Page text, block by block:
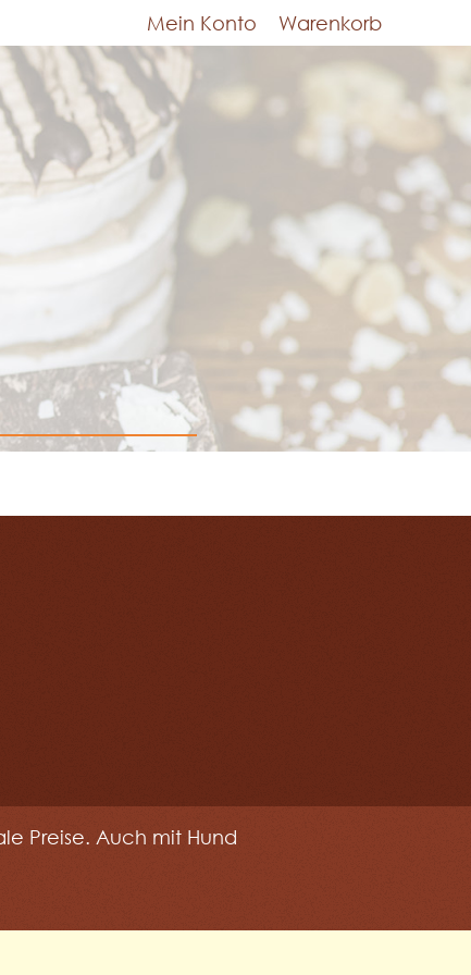
Mein Konto Warenkorb
Preise. Auch mit Hund